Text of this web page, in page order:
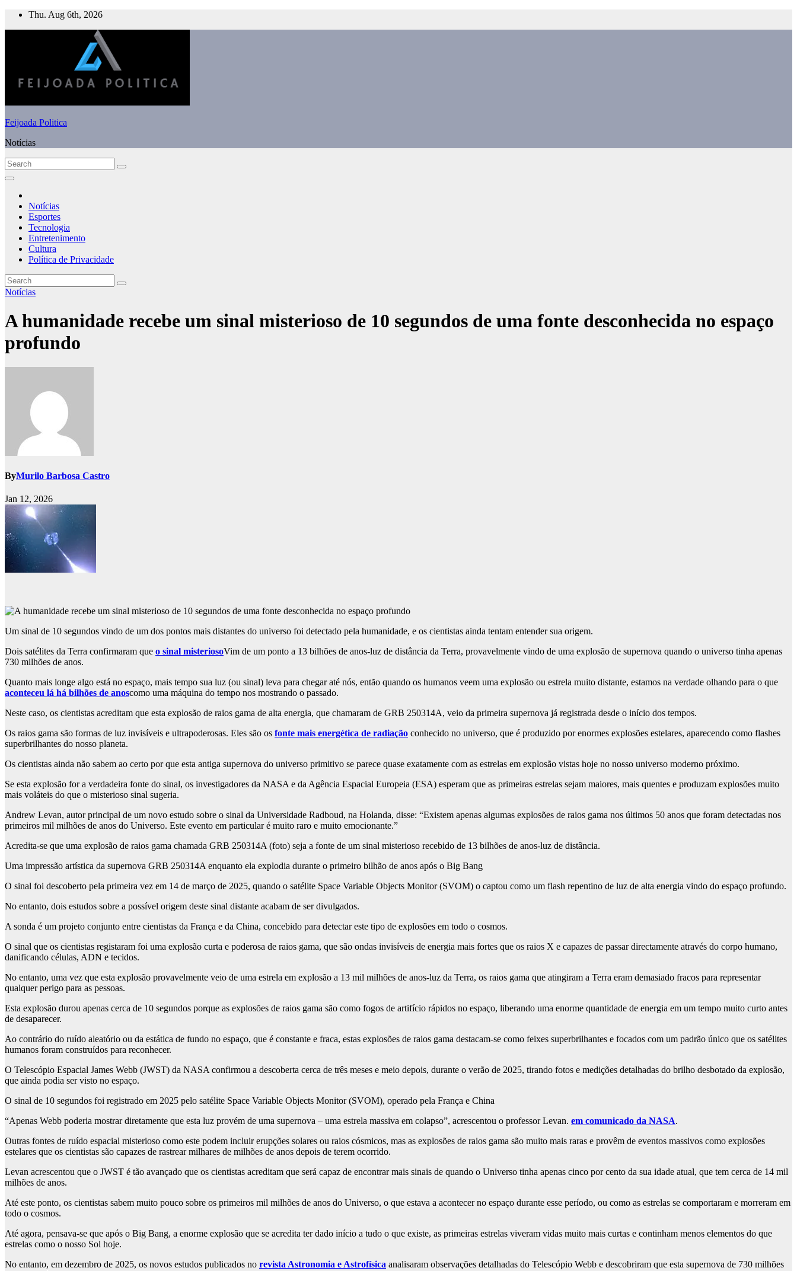
Skip
Thu. Aug 6th, 2026
Feijoada Politica
Notícias
Notícias
Esportes
Tecnologia
Entretenimento
Cultura
Política de Privacidade
Notícias
A humanidade recebe um sinal misterioso de 10 segundos de uma fonte desconhecida no espaço
profundo
ByMurilo Barbosa Castro
Jan 12, 2026
Um sinal de 10 segundos vindo de um dos pontos mais distantes do universo foi detectado pela humanidade, e os cientistas ainda tentam entender sua origem.
Dois satélites da Terra confirmaram que o sinal misteriosoVim de um ponto a 13 bilhões de anos-luz de distância da Terra, provavelmente vindo de uma explosão de supernova quando o universo tinha apenas
730 milhões de anos.
Quanto mais longe algo está no espaço, mais tempo sua luz (ou sinal) leva para chegar até nós, então quando os humanos veem uma explosão ou estrela muito distante, estamos na verdade olhando para o que
aconteceu lá há bilhões de anoscomo uma máquina do tempo nos mostrando o passado.
Neste caso, os cientistas acreditam que esta explosão de raios gama de alta energia, que chamaram de GRB 250314A, veio da primeira supernova já registrada desde o início dos tempos.
Os raios gama são formas de luz invisíveis e ultrapoderosas. Eles são os fonte mais energética de radiação conhecido no universo, que é produzido por enormes explosões estelares, aparecendo como flashes
superbrilhantes do nosso planeta.
Os cientistas ainda não sabem ao certo por que esta antiga supernova do universo primitivo se parece quase exatamente com as estrelas em explosão vistas hoje no nosso universo moderno próximo.
Se esta explosão for a verdadeira fonte do sinal, os investigadores da NASA e da Agência Espacial Europeia (ESA) esperam que as primeiras estrelas sejam maiores, mais quentes e produzam explosões muito
mais voláteis do que o misterioso sinal sugeria.
Andrew Levan, autor principal de um novo estudo sobre o sinal da Universidade Radboud, na Holanda, disse: “Existem apenas algumas explosões de raios gama nos últimos 50 anos que foram detectadas nos
primeiros mil milhões de anos do Universo. Este evento em particular é muito raro e muito emocionante.”
Acredita-se que uma explosão de raios gama chamada GRB 250314A (foto) seja a fonte de um sinal misterioso recebido de 13 bilhões de anos-luz de distância.
Uma impressão artística da supernova GRB 250314A enquanto ela explodia durante o primeiro bilhão de anos após o Big Bang
O sinal foi descoberto pela primeira vez em 14 de março de 2025, quando o satélite Space Variable Objects Monitor (SVOM) o captou como um flash repentino de luz de alta energia vindo do espaço profundo.
No entanto, dois estudos sobre a possível origem deste sinal distante acabam de ser divulgados.
A sonda é um projeto conjunto entre cientistas da França e da China, concebido para detectar este tipo de explosões em todo o cosmos.
O sinal que os cientistas registaram foi uma explosão curta e poderosa de raios gama, que são ondas invisíveis de energia mais fortes que os raios X e capazes de passar directamente através do corpo humano,
danificando células, ADN e tecidos.
No entanto, uma vez que esta explosão provavelmente veio de uma estrela em explosão a 13 mil milhões de anos-luz da Terra, os raios gama que atingiram a Terra eram demasiado fracos para representar
qualquer perigo para as pessoas.
Esta explosão durou apenas cerca de 10 segundos porque as explosões de raios gama são como fogos de artifício rápidos no espaço, liberando uma enorme quantidade de energia em um tempo muito curto antes
de desaparecer.
Ao contrário do ruído aleatório ou da estática de fundo no espaço, que é constante e fraca, estas explosões de raios gama destacam-se como feixes superbrilhantes e focados com um padrão único que os satélites
humanos foram construídos para reconhecer.
O Telescópio Espacial James Webb (JWST) da NASA confirmou a descoberta cerca de três meses e meio depois, durante o verão de 2025, tirando fotos e medições detalhadas do brilho desbotado da explosão,
que ainda podia ser visto no espaço.
O sinal de 10 segundos foi registrado em 2025 pelo satélite Space Variable Objects Monitor (SVOM), operado pela França e China
“Apenas Webb poderia mostrar diretamente que esta luz provém de uma supernova – uma estrela massiva em colapso”, acrescentou o professor Levan. em comunicado da NASA.
Outras fontes de ruído espacial misterioso como este podem incluir erupções solares ou raios cósmicos, mas as explosões de raios gama são muito mais raras e provêm de eventos massivos como explosões
estelares que os cientistas são capazes de rastrear milhares de milhões de anos depois de terem ocorrido.
Levan acrescentou que o JWST é tão avançado que os cientistas acreditam que será capaz de encontrar mais sinais de quando o Universo tinha apenas cinco por cento da sua idade atual, que tem cerca de 14 mil
milhões de anos.
Até este ponto, os cientistas sabem muito pouco sobre os primeiros mil milhões de anos do Universo, o que estava a acontecer no espaço durante esse período, ou como as estrelas se comportaram e morreram em
todo o cosmos.
Até agora, pensava-se que após o Big Bang, a enorme explosão que se acredita ter dado início a tudo o que existe, as primeiras estrelas viveram vidas muito mais curtas e continham menos elementos do que
estrelas como o nosso Sol hoje.
No entanto, em dezembro de 2025, os novos estudos publicados no revista Astronomia e Astrofísica analisaram observações detalhadas do Telescópio Webb e descobriram que esta supernova de 730 milhões